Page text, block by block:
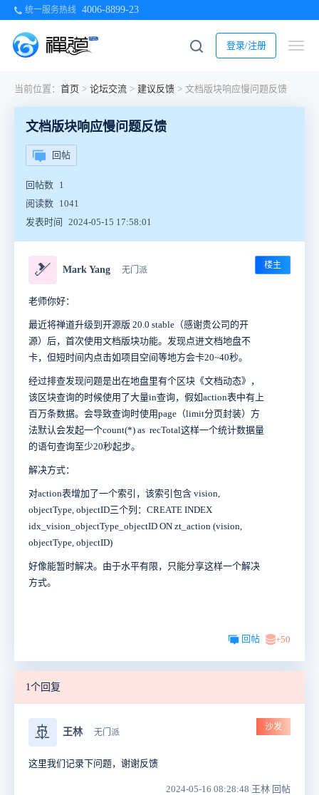
统一服务热线 4006-8899-23
登录/注册
当前位置： 首页 > 论坛交流 > 建议反馈 > 文档版块响应慢问题反馈
文档版块响应慢问题反馈
回帖
回帖数 1
阅读数 1041
发表时间
2024-05-15 17:58:01
🎿 Mark Yang 无门派 楼主
老师你好：
最近将禅道升级到开源版 20.0 stable（感谢贵公司的开
源）后，首次使用文档版块功能。发现点进文档地盘不
卡，但短时间内点击如项目空间等地方会卡20~40秒。
经过排查发现问题是出在地盘里有个区块《文档动态》，
该区块查询的时候使用了大量in查询，假如action表中有上
百万条数据。会导致查询时使用page（limit分页封装）方
法默认会发起一个count(*) as recTotal这样一个统计数据量
的语句查询至少20秒起步。
解决方式：
对action表增加了一个索引，该索引包含 vision,
objectType, objectID三个列：CREATE INDEX
idx_vision_objectType_objectID ON zt_action (vision,
objectType, objectID)
好像能暂时解决。由于水平有限，只能分享这样一个解决
方式。
回帖 +50
1个回复
🚢 王林 无门派
沙发
这里我们记录下问题，谢谢反馈
2024-05-16 08:28:48 王林 回帖